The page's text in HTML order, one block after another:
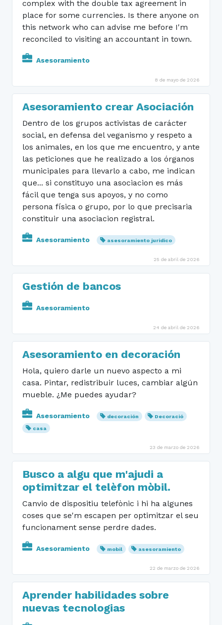
complex with the double tax agreement in
place for some currencies. Is there anyone on
this network who can advise me before I'm
reconciled to visiting an accountant in town.
Asesoramiento
8 de mayo de 2026
Asesoramiento crear Asociación
Dentro de los grupos activistas de carácter
social, en defensa del veganismo y respeto a
los animales, en los que me encuentro, y ante
las peticiones que he realizado a los órganos
municipales para llevarlo a cabo, me indican
que... si constituyo una asociacion es más
fácil que tenga sus apoyos, y no como
persona física o grupo, por lo que precisaria
constituir una asociacion registral.
Asesoramiento asesoramiento juridico
25 de abril de 2026
Gestión de bancos
Asesoramiento
24 de abril de 2026
Asesoramiento en decoración
Hola, quiero darle un nuevo aspecto a mi
casa. Pintar, redistribuir luces, cambiar algún
mueble. ¿Me puedes ayudar?
Asesoramiento decoración
Decoració
casa
23 de marzo de 2026
Busco a algu que m'ajudi a
optimitzar el telèfon mòbil.
Canvio de dispositiu telefònic i hi ha algunes
coses que se'm escapen per optimitzar el seu
funcionament sense perdre dades.
Asesoramiento mobil asesoramiento
22 de marzo de 2026
Aprender habilidades sobre
nuevas tecnologias